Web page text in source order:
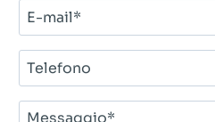
E-
mail*
Telefono
Messaggio*